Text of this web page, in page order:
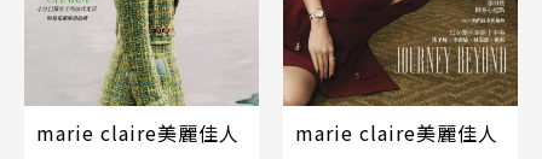
marie claire美麗佳人
marie claire美麗佳人